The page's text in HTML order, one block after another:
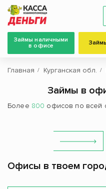
Займы наличными
в офисе
Главная Курганская обл.
Займы в
Более 800 офисов по всей
Офисы в твоем